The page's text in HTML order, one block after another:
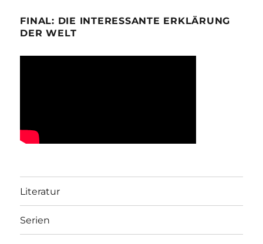
FINAL: DIE INTERESSANTE ERKLÄRUNG
DER WELT
Literatur
Serien